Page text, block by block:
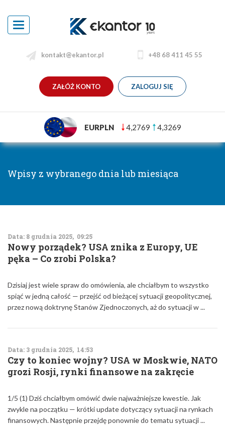
Toggle
navigation
kontakt@ekantor.pl +48 68 411 45 55
ZAŁÓŻ KONTO ZALOGUJ SIĘ
EURPLN 4,2769 4,3269
Wpisy z wybranego dnia lub miesiąca
Data: 8 grudnia 2025, 09:25
Nowy porządek? USA znika z Europy, UE
pęka – Co zrobi Polska?
Dzisiaj jest wiele spraw do omówienia, ale chciałbym to wszystko
spiąć w jedną całość — przejść od bieżącej sytuacji geopolitycznej,
przez nową doktrynę Stanów Zjednoczonych, aż do sytuacji w ...
Data: 3 grudnia 2025, 14:53
Czy to koniec wojny? USA w Moskwie, NATO
grozi Rosji, rynki finansowe na zakręcie
1/5 (1) Dziś chciałbym omówić dwie najważniejsze kwestie. Jak
zwykle na początku — krótki update dotyczący sytuacji na rynkach
finansowych. Następnie przejdę ponownie do tematu sytuacji ...